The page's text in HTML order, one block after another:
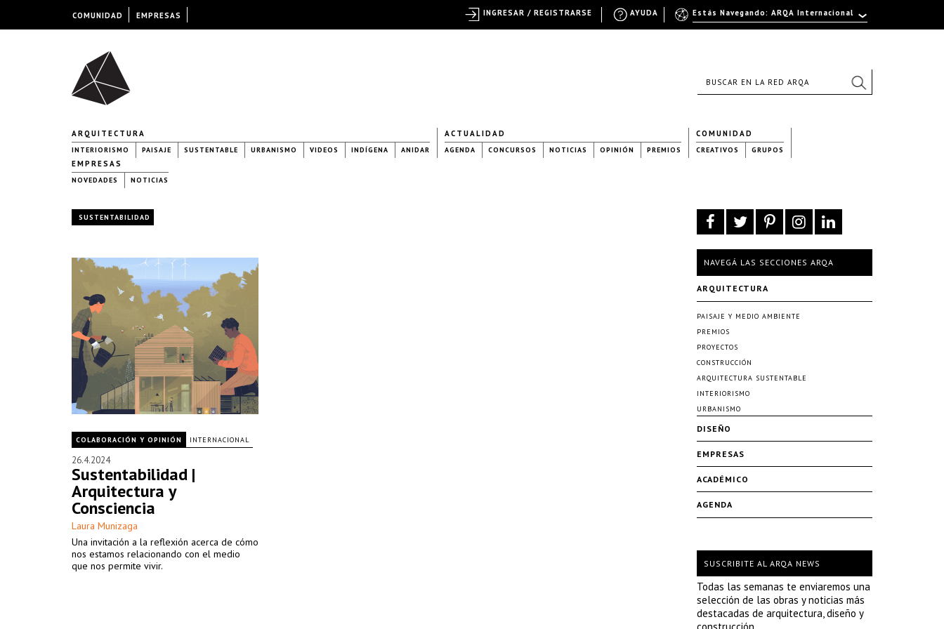
ARQUITECTURA
INTERIORISMO PAISAJE SUSTENTABLE URBANISMO VIDEOS INDÍGENA ANIDAR
ACTUALIDAD
AGENDA CONCURSOS NOTICIAS OPINIÓN PREMIOS
COMUNIDAD
CREATIVOS GRUPOS
EMPRESAS
NOVEDADES NOTICIAS
SUSTENTABILIDAD
COLABORACIÓN Y OPINIÓN INTERNACIONAL
26.4.2024
Sustentabilidad |
Arquitectura y
Consciencia
Laura Munizaga
Una invitación a la reflexión acerca de cómo
nos estamos relacionando con el medio
que nos permite vivir.
NAVEGÁ LAS SECCIONES ARQA
ARQUITECTURA
PAISAJE Y MEDIO AMBIENTE
PREMIOS
PROYECTOS
CONSTRUCCIÓN
ARQUITECTURA SUSTENTABLE
INTERIORISMO
URBANISMO
DISEÑO
EMPRESAS
ACADÉMICO
AGENDA
SUSCRIBITE AL ARQA NEWS
Todas las semanas te enviaremos una
selección de las obras y noticias más
destacadas de arquitectura, diseño y
COMUNIDAD EMPRESAS Estás Navegando: ARQA Internacional
AYUDA
INGRESAR / REGISTRARSE